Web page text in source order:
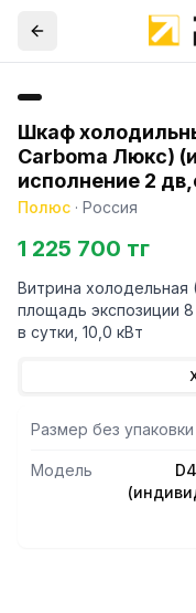
Шкаф
Сarboma Люкс)
исполнение 2
Полюс · Россия
1 225 700 тг
Витрина холодельная
площадь экспозиции
в сутки, 10,0 кВт
Размер без упаковки
Модель